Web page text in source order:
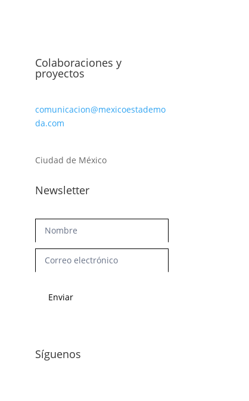
Colaboraciones y
proyectos
comunicacion@mexicoestademo
da.com
Ciudad de México
Newsletter
Newsletter
Enviar
Síguenos